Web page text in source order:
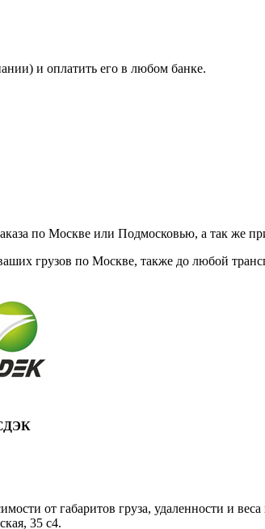
и оплатить его в любом банке.
по Москве или Подмосковью, а так же
грузов по Москве, также до любой
от габаритов груза, удаленности и
35 c4.